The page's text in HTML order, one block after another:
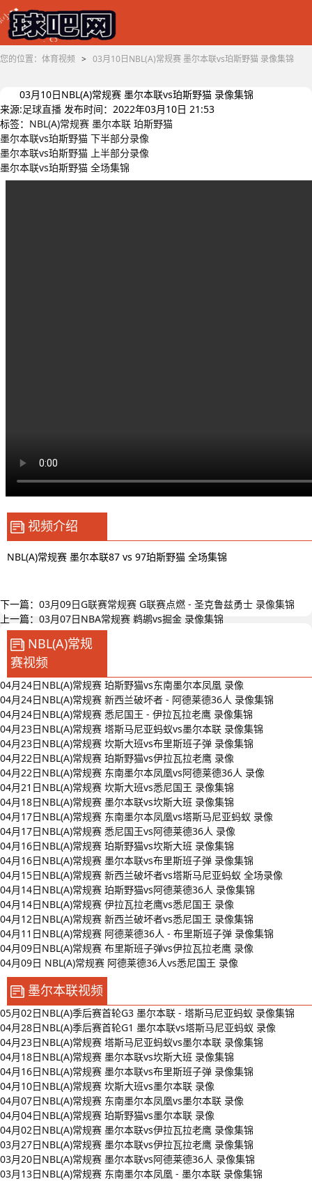
您的位置： 体育视频 > 03月10日NBL(A)常规赛 墨尔本联vs珀斯野猫 录像集锦
03月10日NBL(A)常规赛 墨尔本联vs珀斯野猫 录像集锦
来源:足球直播 发布时间：2022年03月10日 21:53
标签： NBL(A)常规赛 墨尔本联 珀斯野猫
墨尔本联vs珀斯野猫 下半部分录像
墨尔本联vs珀斯野猫 上半部分录像
墨尔本联vs珀斯野猫 全场集锦
视频介绍
NBL(A)常规赛 墨尔本联87 vs 97珀斯野猫 全场集锦
下一篇： 03月09日G联赛常规赛 G联赛点燃 - 圣克鲁兹勇士 录像集锦
上一篇： 03月07日NBA常规赛 鹈鹕vs掘金 录像集锦
NBL(A)常规
赛视频
04月24日NBL(A)常规赛 珀斯野猫vs东南墨尔本凤凰 录像
04月24日NBL(A)常规赛 新西兰破坏者 - 阿德莱德36人 录像集锦
04月24日NBL(A)常规赛 悉尼国王 - 伊拉瓦拉老鹰 录像集锦
04月23日NBL(A)常规赛 塔斯马尼亚蚂蚁vs墨尔本联 录像集锦
04月23日NBL(A)常规赛 坎斯大班vs布里斯班子弹 录像集锦
04月22日NBL(A)常规赛 珀斯野猫vs伊拉瓦拉老鹰 录像
04月22日NBL(A)常规赛 东南墨尔本凤凰vs阿德莱德36人 录像
04月21日NBL(A)常规赛 坎斯大班vs悉尼国王 录像集锦
04月18日NBL(A)常规赛 墨尔本联vs坎斯大班 录像集锦
04月17日NBL(A)常规赛 东南墨尔本凤凰vs塔斯马尼亚蚂蚁 录像
04月17日NBL(A)常规赛 悉尼国王vs阿德莱德36人 录像
04月16日NBL(A)常规赛 珀斯野猫vs坎斯大班 录像集锦
04月16日NBL(A)常规赛 墨尔本联vs布里斯班子弹 录像集锦
04月15日NBL(A)常规赛 新西兰破坏者vs塔斯马尼亚蚂蚁 全场录像
04月14日NBL(A)常规赛 珀斯野猫vs阿德莱德36人 录像集锦
04月14日NBL(A)常规赛 伊拉瓦拉老鹰vs悉尼国王 录像
04月12日NBL(A)常规赛 新西兰破坏者vs悉尼国王 录像集锦
04月11日NBL(A)常规赛 阿德莱德36人 - 布里斯班子弹 录像集锦
04月09日NBL(A)常规赛 布里斯班子弹vs伊拉瓦拉老鹰 录像
04月09日 NBL(A)常规赛 阿德莱德36人vs悉尼国王 录像
墨尔本联视频
05月02日NBL(A)季后赛首轮G3 墨尔本联 - 塔斯马尼亚蚂蚁 录像集锦
04月28日NBL(A)季后赛首轮G1 墨尔本联vs塔斯马尼亚蚂蚁 录像
04月23日NBL(A)常规赛 塔斯马尼亚蚂蚁vs墨尔本联 录像集锦
04月18日NBL(A)常规赛 墨尔本联vs坎斯大班 录像集锦
04月16日NBL(A)常规赛 墨尔本联vs布里斯班子弹 录像集锦
04月10日NBL(A)常规赛 坎斯大班vs墨尔本联 录像
04月07日NBL(A)常规赛 东南墨尔本凤凰vs墨尔本联 录像
04月04日NBL(A)常规赛 珀斯野猫vs墨尔本联 录像
04月02日NBL(A)常规赛 墨尔本联vs伊拉瓦拉老鹰 录像集锦
03月27日NBL(A)常规赛 墨尔本联vs伊拉瓦拉老鹰 录像集锦
03月20日NBL(A)常规赛 墨尔本联vs阿德莱德36人 录像集锦
03月13日NBL(A)常规赛 东南墨尔本凤凰 - 墨尔本联 录像集锦